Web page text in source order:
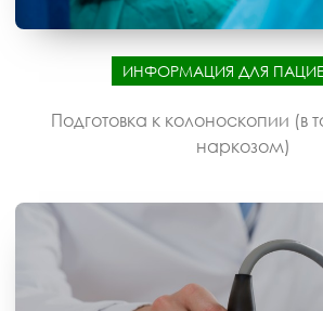
ИНФОРМАЦИЯ ДЛЯ
Подготовка к колоноскопии (в
наркозом)